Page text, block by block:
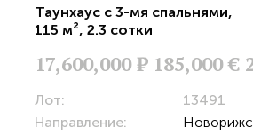
Таунхаус с 3-мя спальнями,
115 м², 2.3 сотки
17,600,000Р 185,000 €
Лот:
13491
Направление: